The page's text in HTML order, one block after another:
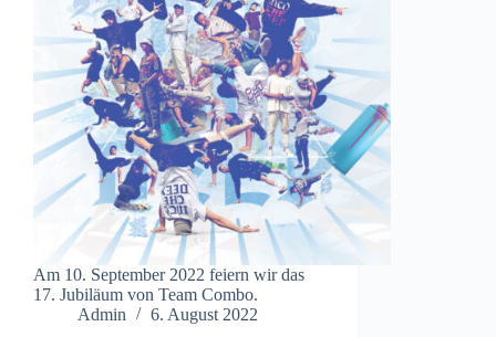
Am 10. September 2022 feiern wir das
17. Jubiläum von Team Combo.
Admin
6. August 2022